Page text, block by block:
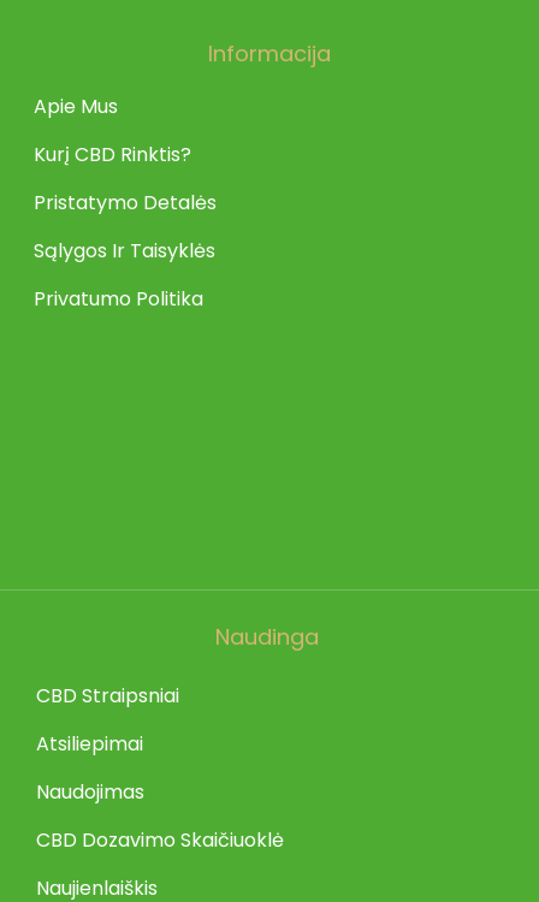
Informacija
Apie Mus
Kurį CBD Rinktis?
Pristatymo Detalės
Sąlygos Ir Taisyklės
Privatumo Politika
Naudinga
CBD Straipsniai
Atsiliepimai
Naudojimas
CBD Dozavimo Skaičiuoklė
Naujienlaiškis